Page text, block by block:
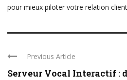
pour mieux piloter votre relation
Previous Article
Serveur Vocal Interactif :